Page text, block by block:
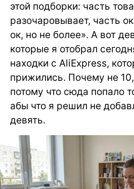
этой подборки: часть
разочаровывает, часть
ок, но не более». А вот
которые я отобрал
находки с AliExpress,
прижились. Почему не
потому что сюда попало
абы что я решил не
девять.